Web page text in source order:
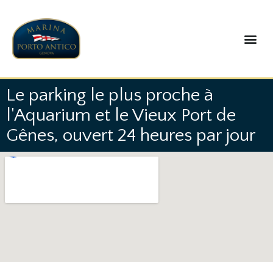
Le parking le plus proche à
l'Aquarium et le Vieux Port de
Gênes, ouvert 24 heures par jour